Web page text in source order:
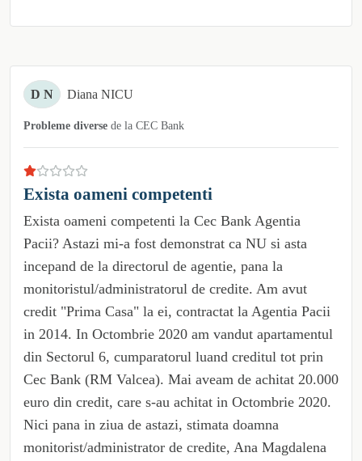
D N Diana NICU
Probleme diverse de la CEC Bank
Exista oameni competenti
Exista oameni competenti la Cec Bank Agentia
Pacii? Astazi mi-a fost demonstrat ca NU si asta
incepand de la directorul de agentie, pana la
monitoristul/administratorul de credite. Am avut
credit "Prima Casa" la ei, contractat la Agentia Pacii
in 2014. In Octombrie 2020 am vandut apartamentul
din Sectorul 6, cumparatorul luand creditul tot prin
Cec Bank (RM Valcea). Mai aveam de achitat 20.000
euro din credit, care s-au achitat in Octombrie 2020.
Nici pana in ziua de astazi, stimata doamna
monitorist/administrator de credite, Ana Magdalena